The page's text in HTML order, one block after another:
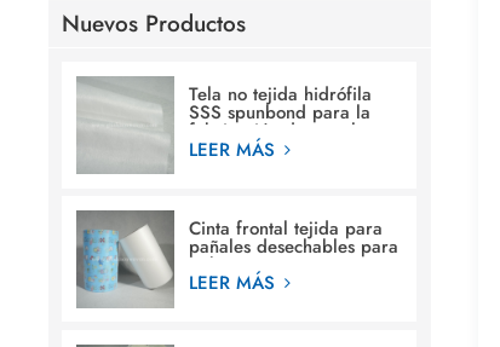
Nuevos Productos
Tela no tejida hidrófila
SSS spunbond para la
fabricación de pañales
para bebés
LEER MÁS
Cinta frontal tejida para
pañales desechables para
bebés.
LEER MÁS